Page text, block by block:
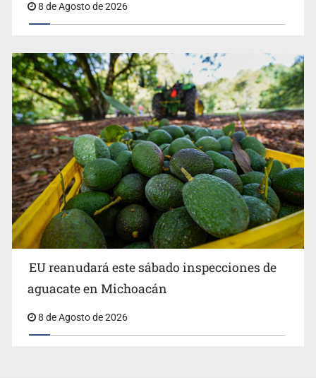
8 de Agosto de 2026
EU reanudará este sábado inspecciones de
aguacate en Michoacán
8 de Agosto de 2026